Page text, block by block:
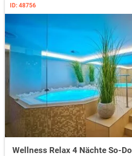
ID: 48756
Wellness Relax 4 Nächte So-Do